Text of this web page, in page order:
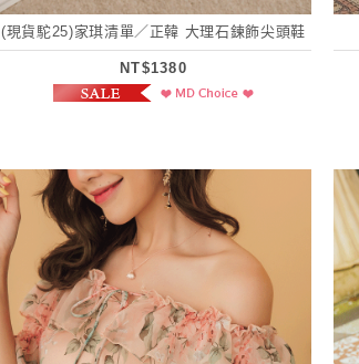
(現貨駝25)家琪清單／正韓 大理石鍊飾尖頭鞋
NT$1380